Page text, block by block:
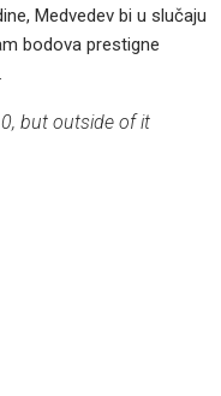
Medvedev bi u slučaju
bodova prestigne
but outside of it